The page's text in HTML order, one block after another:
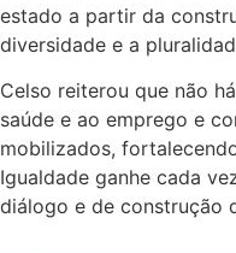
estado a partir da
diversidade e a
Celso reiterou que não
saúde e ao emprego e
mobilizados,
Igualdade ganhe cada
diálogo e de construção